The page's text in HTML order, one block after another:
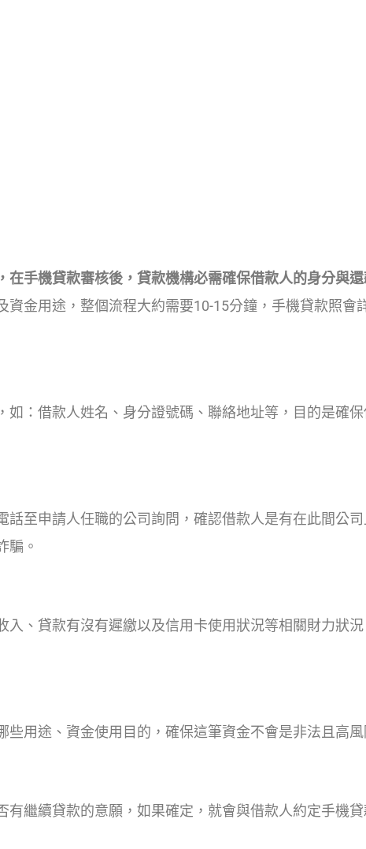
手機貸款審核後，貸款機構必需確保借款人的身分與
金用途，整個流程大約需要10-15分鐘，手機貸款照會
：借款人姓名、身分證號碼、聯絡地址等，目的是確
至申請人任職的公司詢問，確認借款人是有在此間公
騙。
、貸款有沒有遲繳以及信用卡使用狀況等相關財力狀
用途、資金使用目的，確保這筆資金不會是非法且高風
繼續貸款的意願，如果確定，就會與借款人約定手機